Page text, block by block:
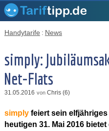
Handytarife : News
simply:
Net-Flats
31.05.2016 von Chris (6)
simplyfeiert sein
heutigen 31. Mai 2016